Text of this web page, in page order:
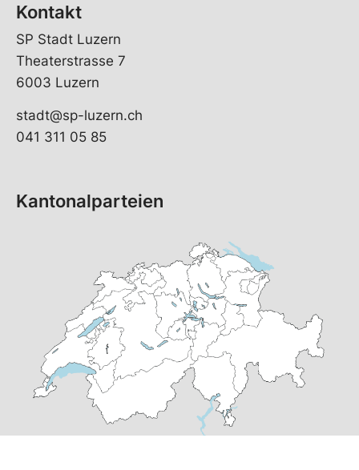
Kontakt
SP Stadt Luzern
Theaterstrasse 7
6003 Luzern
stadt@sp-luzern.ch
041 311 05 85
Kantonalparteien